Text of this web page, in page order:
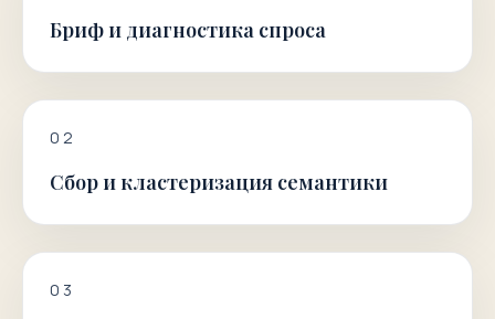
Бриф и диагностика спроса
02
Сбор и кластеризация семантики
0 3